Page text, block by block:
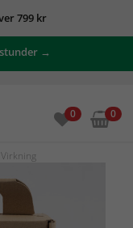
799 kr
→
0 0